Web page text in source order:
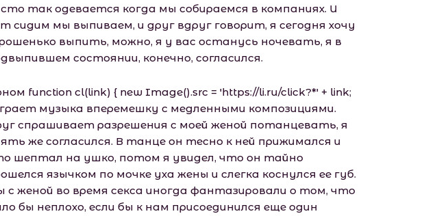
так одевается когда мы собираемся в компаниях. И
сидим мы выпиваем, и друг вдруг говорит, я сегодня хочу
выпить, можно, я у вас останусь ночевать, я в
состоянии, конечно, согласился.
function cl(link) { new Image().src = 'https://li.ru/click?*' + link;
музыка вперемешку с медленными композициями.
спрашивает разрешения с моей женой потанцевать, я
же согласился. В танце он тесно к ней прижимался и
шептал на ушко, потом я увидел, что он тайно
язычком по мочке уха жены и слегка коснулся ее губ.
с женой во время секса иногда фантазировали о том, что
бы неплохо, если бы к нам присоединился еще один